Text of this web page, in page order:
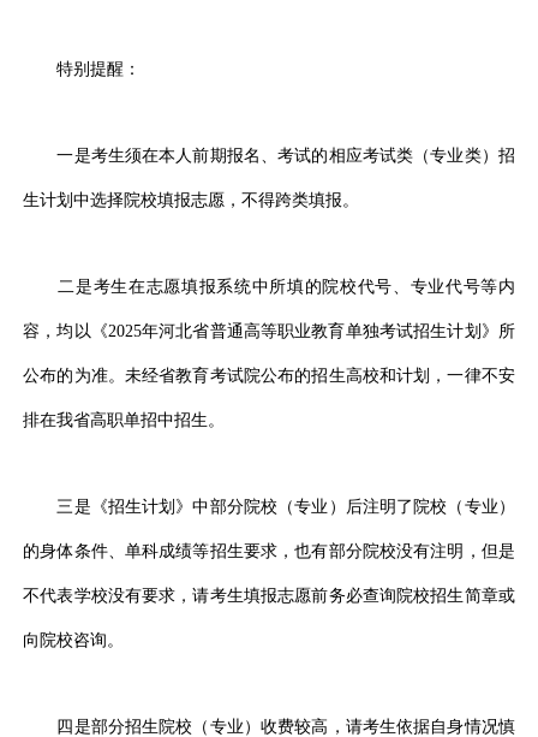
特别提醒：
一是考生须在本人前期报名、考试的相应考试类（专业类）招
生计划中选择院校填报志愿，不得跨类填报。
二是考生在志愿填报系统中所填的院校代号、专业代号等内
容，均以《2025年河北省普通高等职业教育单独考试招生计划》所
公布的为准。未经省教育考试院公布的招生高校和计划，一律不安
排在我省高职单招中招生。
三是《招生计划》中部分院校（专业）后注明了院校（专业）
的身体条件、单科成绩等招生要求，也有部分院校没有注明，但是
不代表学校没有要求，请考生填报志愿前务必查询院校招生简章或
向院校咨询。
四是部分招生院校（专业）收费较高，请考生依据自身情况慎